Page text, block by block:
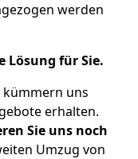
werden
Lösung für Sie.
kümmern uns
erhalten.
Sie uns noch
Umzug von